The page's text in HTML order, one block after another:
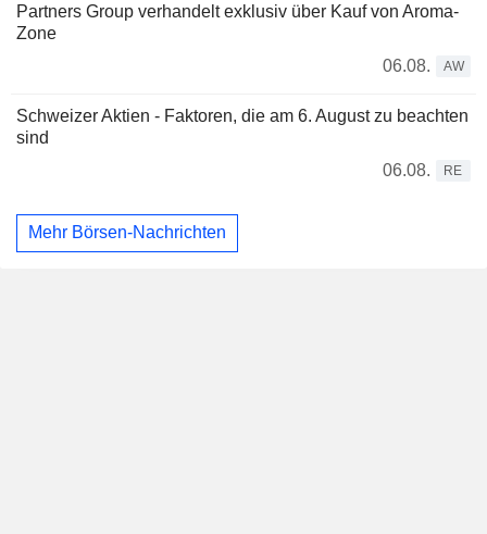
Partners Group verhandelt exklusiv über Kauf von Aroma-
Zone
06.08.
AW
Schweizer Aktien - Faktoren, die am 6. August zu beachten
sind
06.08.
RE
Mehr Börsen-Nachrichten